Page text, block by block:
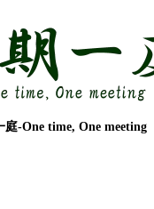
庭-One time, One meeting